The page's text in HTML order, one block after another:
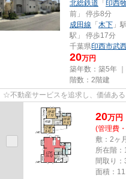
北総鉄道 「印西
前」 停歩8分
成田線 「木下 」
駅」 停歩17分
千葉県印西市武
20万円
築年数：築5年 ｜
階数：2階建
☆不動産サービスを追求し、価値あ
20万円
(管理費
敷：2ヶ
所在階
間取り：
面積：